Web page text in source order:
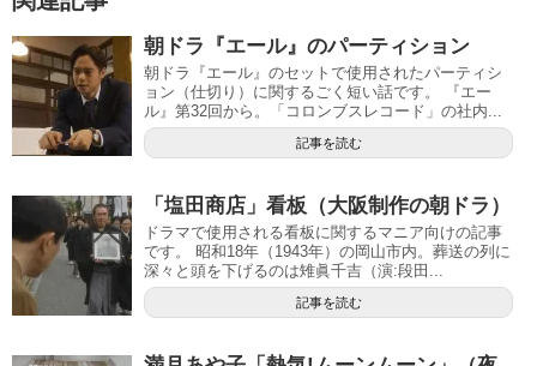
朝ドラ『エール』のパーティション
朝ドラ『エール』のセットで使用されたパーティシ
ョン（仕切り）に関するごく短い話です。 『エー
ル』第32回から。「コロンブスレコード」の社内...
記事を読む
「塩田商店」看板（大阪制作の朝ドラ）
ドラマで使用される看板に関するマニア向けの記事
です。 昭和18年（1943年）の岡山市内。葬送の列に
深々と頭を下げるのは雉眞千吉（演:段田...
記事を読む